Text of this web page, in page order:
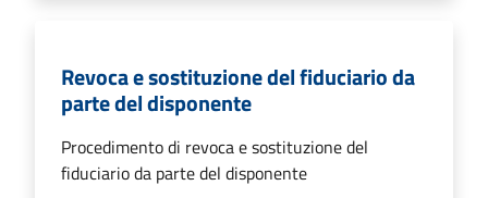
Revoca e sostituzione del fiduciario da
parte del disponente
Procedimento di revoca e sostituzione del
fiduciario da parte del disponente